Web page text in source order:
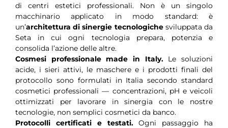
di centri estetici professionali. Non è un singolo
macchinario applicato in modo standard: è
un’architettura di sinergie tecnologichesviluppata da
Seta in cui ogni tecnologia prepara, potenzia e
consolida l’azione delle altre.
Cosmesi professionale made in Italy. Le soluzioni
acide, i sieri attivi, le maschere e i prodotti finali del
protocollo sono formulati in Italia secondo standard
cosmetici professionali — concentrazioni, pH e veicoli
ottimizzati per lavorare in sinergia con le nostre
tecnologie, non semplici cosmetici da banco.
Protocolli certificati e testati.Ogni passaggio ha